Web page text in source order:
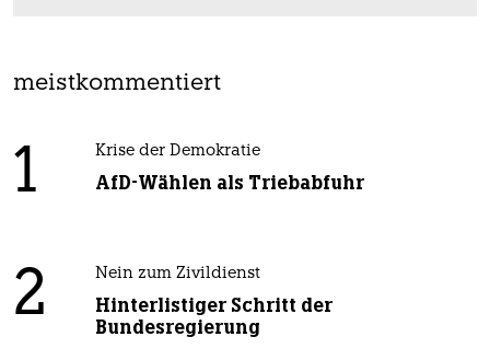
meistkommentiert
1 Krise der Demokratie
AfD-Wählen als Triebabfuhr
2 Nein zum Zivildienst
Hinterlistiger Schritt der
Bundesregierung